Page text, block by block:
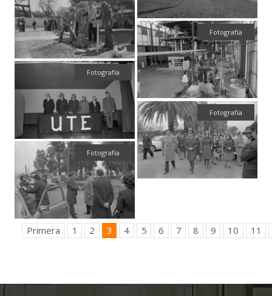
Fotografía
Fotografía
Fotografía
Fotografía
Primera 1 2 3 4 5 6 7 8 9 10 11